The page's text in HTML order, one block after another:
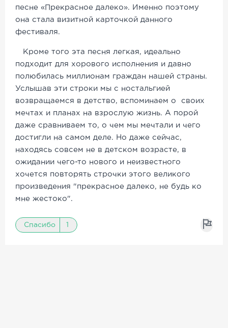
песне «Прекрасное далеко». Именно поэтому
она стала визитной карточкой данного
фестиваля.
Кроме того эта песня легкая, идеально
подходит для хорового исполнения и давно
полюбилась миллионам граждан нашей страны.
Услышав эти строки мы с ностальгией
возвращаемся в детство, вспоминаем о своих
мечтах и планах на взрослую жизнь. А порой
даже сравниваем то, о чем мы мечтали и чего
достигли на самом деле. Но даже сейчас,
находясь совсем не в детском возрасте, в
ожидании чего-то нового и неизвестного
хочется повторять строчки этого великого
произведения "прекрасное далеко, не будь ко
мне жестоко".
Спасибо 1